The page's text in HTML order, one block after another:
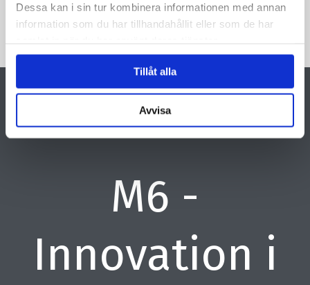
Dessa kan i sin tur kombinera informationen med annan
information som du har tillhandahållit eller som de har
Tillåt alla
Avvisa
M6 -
Innovation i